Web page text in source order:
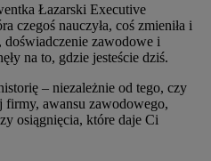
Łazarski Executive
czegoś nauczyła, coś zmieniła i
doświadczenie zawodowe i
na to, gdzie jesteście dziś.
– niezależnie od tego, czy
firmy, awansu zawodowego,
osiągnięcia, które daje Ci